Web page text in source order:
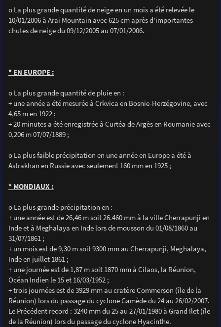
o La plus grande quantité de neige en un mois a été relevée le
10/01/2006 à Arai Mountain avec 625 cm après d'importantes
chutes de neige du 09/12/2005 au 07/01/2006.
* EN EUROPE :
o La plus grande quantité de pluie en :
+ une année a été mesurée à Crkvica en Bosnie-Herzégovine, avec
4,65 m en 1922 ;
+ 20 minutes a été enregistrée à Curtéa de Argès en Roumanie avec
0,206 m 07/07/1889 ;
o La plus faible précipitation en une année en Europe a été à
Astrakhan en Russie avec seulement 160 mm en 1925 ;
* MONDIAUX :
o La plus grande précipitation en :
+ une année est de 26,46 m soit 26.460 mm à la ville Cherrapunji en
Inde et à Meghalaya en Inde lors de mousson du 01/08/1860 au
31/07/1861 ;
+ un mois est de 9,30 m soit 9300 mm au Cherrapunji, Meghalaya,
Inde en juillet 1861 ;
+ une journée est de 1,87 m soit 1870 mm à Cilaos, la Réunion,
Océan Indien le 15 et 16/03/1952 ;
+ trois journées est de 3929 mm au cratère Commerson (île de la
Réunion) lors du passage du cyclone Gamède du 24 au 26/02/2007.
Le Précédent record : 3240 mm du 25 au 27/01/1980 à Grand Ilet (île
de la Réunion) lors du passage du cyclone Hyacinthe.